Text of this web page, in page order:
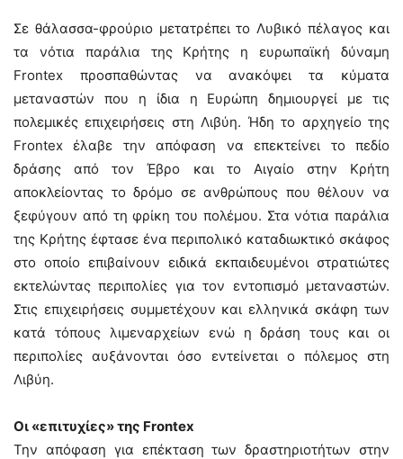
Σε θάλασσα-φρούριο μετατρέπει το Λυβικό πέλαγος και
τα νότια παράλια της Κρήτης η ευρωπαϊκή δύναμη
Frontex προσπαθώντας να ανακόψει τα κύματα
μεταναστών που η ίδια η Ευρώπη δημιουργεί με τις
πολεμικές επιχειρήσεις στη Λιβύη. Ήδη το αρχηγείο της
Frontex έλαβε την απόφαση να επεκτείνει το πεδίο
δράσης από τον Έβρο και το Αιγαίο στην Κρήτη
αποκλείοντας το δρόμο σε ανθρώπους που θέλουν να
ξεφύγουν από τη φρίκη του πολέμου. Στα νότια παράλια
της Κρήτης έφτασε ένα περιπολικό καταδιωκτικό σκάφος
στο οποίο επιβαίνουν ειδικά εκπαιδευμένοι στρατιώτες
εκτελώντας περιπολίες για τον εντοπισμό μεταναστών.
Στις επιχειρήσεις συμμετέχουν και ελληνικά σκάφη των
κατά τόπους λιμεναρχείων ενώ η δράση τους και οι
περιπολίες αυξάνονται όσο εντείνεται ο πόλεμος στη
Λιβύη.
Οι «επιτυχίες» της Frontex
Την απόφαση για επέκταση των δραστηριοτήτων στην